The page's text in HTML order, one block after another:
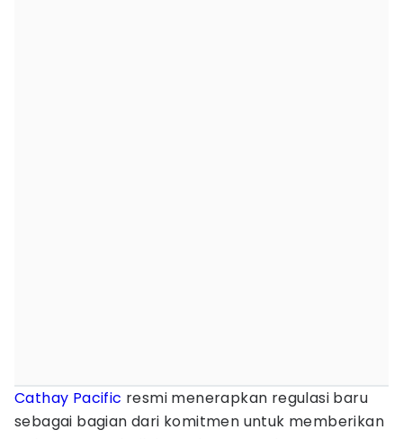
Cathay Pacific resmi menerapkan regulasi baru
sebagai bagian dari komitmen untuk memberikan